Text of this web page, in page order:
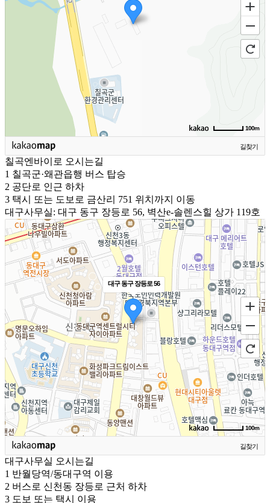
100m
길찾기
칠곡엔바이로 오시는길
1 칠곡군·왜관읍행 버스 탑승
2 공단로 인근 하차
3 택시 또는 도보로 금산리 751 위치까지 이동
대구사무실: 대구 동구 장등로 56, 벽산e-솔렌스힐 상가 119호
대구 동구 장등로 56
100m
길찾기
대구사무실 오시는길
1 반월당역/동대구역 이용
2 버스로 신천동 장등로 근처 하차
3 도보 또는 택시 이용